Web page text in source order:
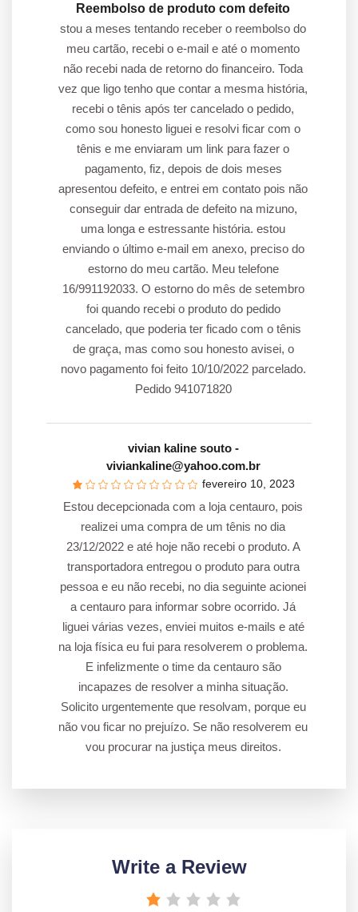
Reembolso de produto com defeito
stou a meses tentando receber o reembolso do
meu cartão, recebi o e-mail e até o momento
não recebi nada de retorno do financeiro. Toda
vez que ligo tenho que contar a mesma história,
recebi o tênis após ter cancelado o pedido,
como sou honesto liguei e resolvi ficar com o
tênis e me enviaram um link para fazer o
pagamento, fiz, depois de dois meses
apresentou defeito, e entrei em contato pois não
conseguir dar entrada de defeito na mizuno,
uma longa e estressante história. estou
enviando o último e-mail em anexo, preciso do
estorno do meu cartão. Meu telefone
16/991192033. O estorno do mês de setembro
foi quando recebi o produto do pedido
cancelado, que poderia ter ficado com o tênis
de graça, mas como sou honesto avisei, o
novo pagamento foi feito 10/10/2022 parcelado.
Pedido 941071820
vivian kaline souto -
viviankaline@yahoo.com.br
fevereiro 10, 2023
Estou decepcionada com a loja centauro, pois
realizei uma compra de um tênis no dia
23/12/2022 e até hoje não recebi o produto. A
transportadora entregou o produto para outra
pessoa e eu não recebi, no dia seguinte acionei
a centauro para informar sobre ocorrido. Já
liguei várias vezes, enviei muitos e-mails e até
na loja física eu fui para resolverem o problema.
E infelizmente o time da centauro são
incapazes de resolver a minha situação.
Solicito urgentemente que resolvam, porque eu
não vou ficar no prejuízo. Se não resolverem eu
vou procurar na justiça meus direitos.
Write a Review